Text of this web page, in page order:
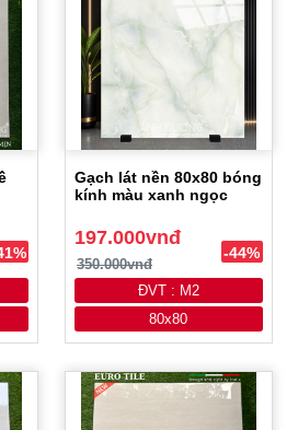
Gạch lát nền 80x80 bóng
kính màu xanh ngọc
197.000vnđ
350.000vnđ
-44%
ĐVT : M2
80x80